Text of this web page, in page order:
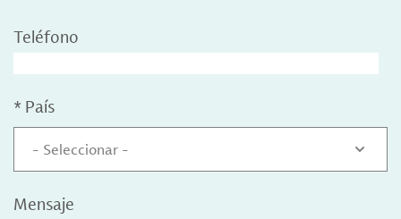
Teléfono
* País
- Seleccionar -
Mensaje